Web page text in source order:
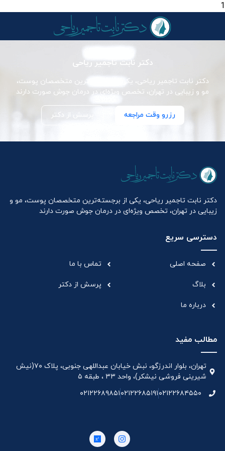
1
دکتر نابت تاجمیر ریاحی
دکتر نابت تاجمیر ریاحی، یکی از برجسته‌ترین متخصصان پوست،
مو و زیبایی در تهران، تخصص ویژه‌ای در درمان جوش صورت دارند
رزرو وقت مراجعه پرسش از دکتر
دکتر نابت تاجمیر ریاحی، یکی از برجسته‌ترین متخصصان پوست، مو و
زیبایی در تهران، تخصص ویژه‌ای در درمان جوش صورت دارند
دسترسی سریع
صفحه اصلی
بلاگ
درباره ما
تماس با ما
پرسش از دکتر
مطالب مفید
تهران، بلوار اندرزگو، نبش خیابان عبداللهی جنوبی، پلاک ۷۰(نیش
شیرینی فروشی نیشکر)، واحد ۳۳ ، طبقه ۵
۰۲۱۲۲۶۸۴۵۵۰۰۲۱۲۲۶۸۵۱۹۱۰۲۱۲۲۶۸۹۸۵۱